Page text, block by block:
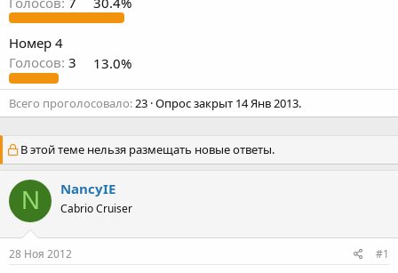
Номер 4
Голосов: 3 13.0%
Всего проголосовало 23 Опрос закрыт 14 Янв 2013.
В этой теме нельзя размещать новые ответы.
N NancyIE
Cabrio Cruiser
28 Ноя 2012 #1